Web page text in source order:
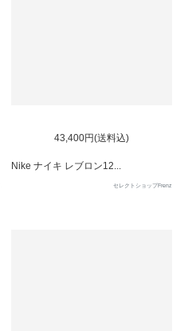
43,400円(送料込)
Nike ナイキ レブロン12...
セレクトショップFrenz